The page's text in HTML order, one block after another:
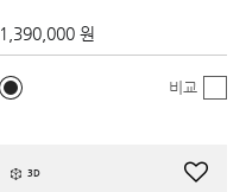
1,390,000 원
비교
3D